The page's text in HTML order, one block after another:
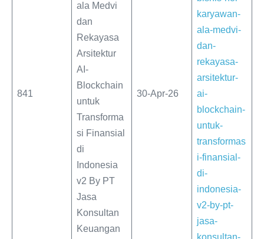
841
ala Medvi
dan
Rekayasa
Arsitektur
AI-
Blockchain
untuk
Transforma
si Finansial
di
Indonesia
v2 By PT
Jasa
Konsultan
Keuangan
30-Apr-26
karyawan-
ala-medvi-
dan-
rekayasa-
arsitektur-
ai-
blockchain-
untuk-
transformas
i-finansial-
di-
indonesia-
v2-by-pt-
jasa-
konsultan-